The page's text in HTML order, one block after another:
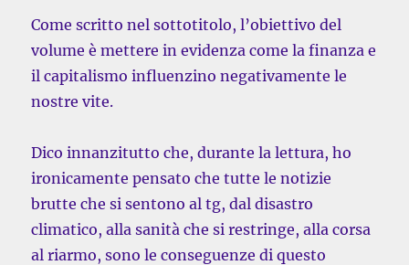
Come scritto nel sottotitolo, l’obiettivo del
volume è mettere in evidenza come la finanza e
il capitalismo influenzino negativamente le
nostre vite.
Dico innanzitutto che, durante la lettura, ho
ironicamente pensato che tutte le notizie
brutte che si sentono al tg, dal disastro
climatico, alla sanità che si restringe, alla corsa
al riarmo, sono le conseguenze di questo